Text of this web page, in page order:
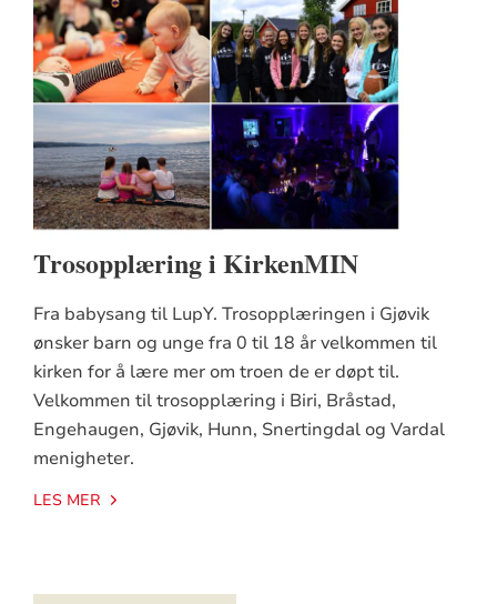
Trosopplæring i KirkenMIN
Fra babysang til LupY. Trosopplæringen i Gjøvik
ønsker barn og unge fra 0 til 18 år velkommen til
kirken for å lære mer om troen de er døpt til.
Velkommen til trosopplæring i Biri, Bråstad,
Engehaugen, Gjøvik, Hunn, Snertingdal og Vardal
menigheter.
LES MER